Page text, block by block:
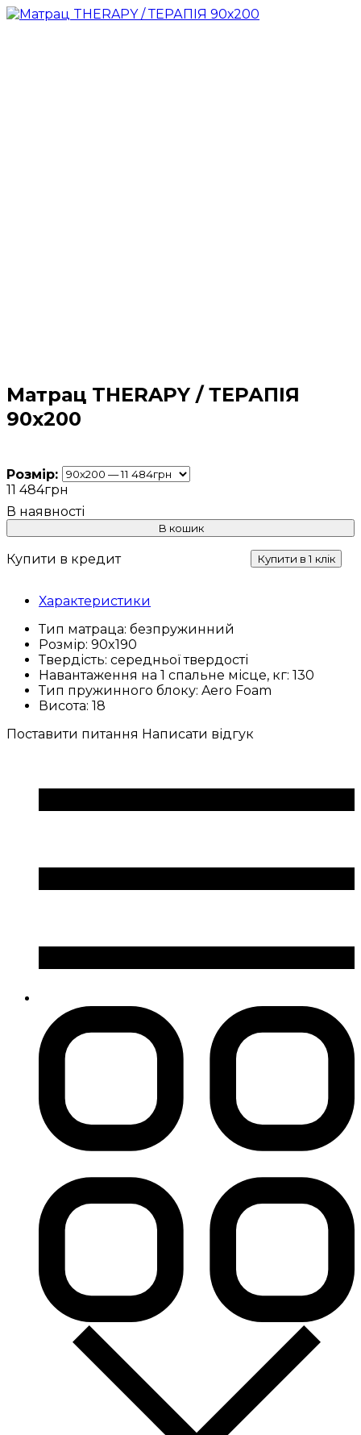
Матрац THERAPY / ТЕРАПІЯ
90х200
Розмір:
11 484грн
В кошик
Купити в кредит Купити в 1 клік
Характеристики
Тип матраца: безпружинний
Розмір: 90x190
Твердість: середньої твердості
Навантаження на 1 спальне місце, кг: 130
Тип пружинного блоку: Aero Foam
Висота: 18
Поставити питання Написати відгук